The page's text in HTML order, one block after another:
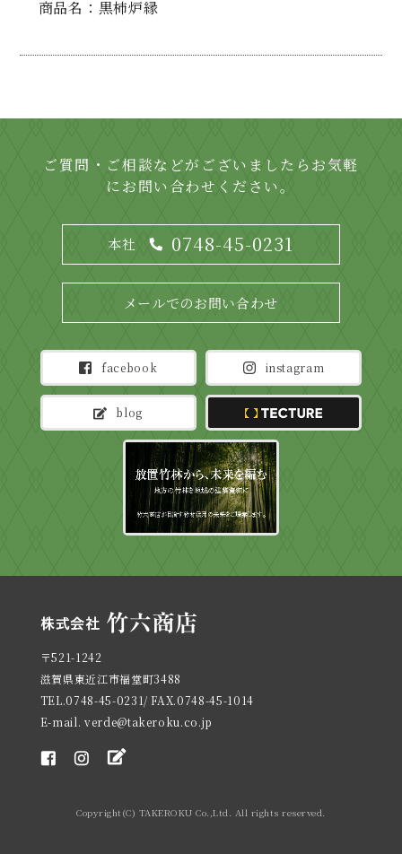
商品名： 黒柿炉縁
ご質問・ご相談などがございましたらお気軽
にお問い合わせください。
本社 0748-45-0231
メールでのお問い合わせ
facebook instagram
blog TECTURE
〒521-1242
滋賀県東近江市福堂町3488
TEL.0748-45-0231/ FAX.0748-45-1014
E-mail. verde@takeroku.co.jp
Copyright(C) TAKEROKU Co.,Ltd. All rights reserved.